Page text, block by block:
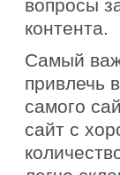
вопросы
контента.
Самый
привлечь
самого
сайт с